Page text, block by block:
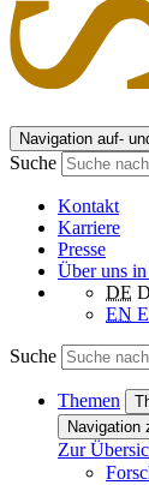
Navigation auf-
Suche
Kontakt
Karriere
Presse
Über uns
DE
EN
Suche
Themen
Navigation
Zur